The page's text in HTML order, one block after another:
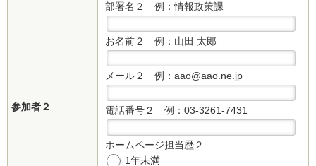
参加者２
部署名２ 例：情報政策課
お名前２ 例：山田 太郎
メール２ 例：aao@aao.ne.jp
電話番号２ 例：03-3261-7431
ホームページ担当歴２
1年未満